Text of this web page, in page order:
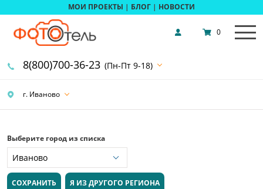
МОИ ПРОЕКТЫ | БЛОГ | НОВОСТИ
г. Иваново
8(800)700-36-23 (Пн-Пт 9-18)
0
Выберите город из списка
СОХРАНИТЬ Я ИЗ ДРУГОГО РЕГИОНА